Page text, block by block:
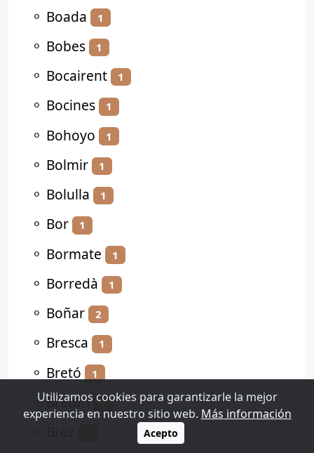
⚬ Boada 1
⚬ Bobes 1
⚬ Bocairent 1
⚬ Bocines 1
⚬ Bohoyo 1
⚬ Bolmir 1
⚬ Bolulla 1
⚬ Bor 1
⚬ Bormate 1
⚬ Borredà 1
⚬ Boñar 2
⚬ Bresca 1
⚬ Bretó 1
⚬Bretún 1
Utilizamos cookies para garantizarle la mejor
experiencia en nuestro sitio web. Más información
Acepto